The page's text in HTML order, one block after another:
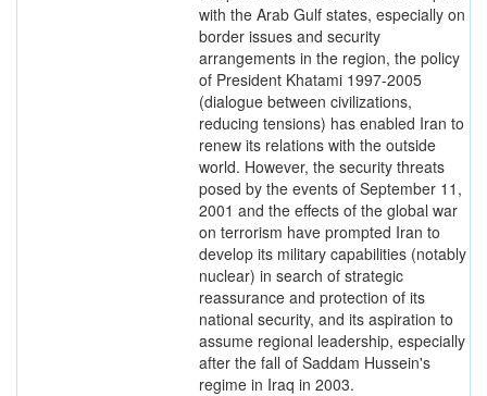
with the Arab Gulf states, especially on
border issues and security
arrangements in the region, the policy
of President Khatami 1997-2005
(dialogue between civilizations,
reducing tensions) has enabled Iran to
renew its relations with the outside
world. However, the security threats
posed by the events of September 11,
2001 and the effects of the global war
on terrorism have prompted Iran to
develop its military capabilities (notably
nuclear) in search of strategic
reassurance and protection of its
national security, and its aspiration to
assume regional leadership, especially
after the fall of Saddam Hussein's
regime in Iraq in 2003.